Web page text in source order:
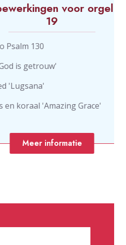
voor orgel deel
130
'Amazing Grace'
informatie